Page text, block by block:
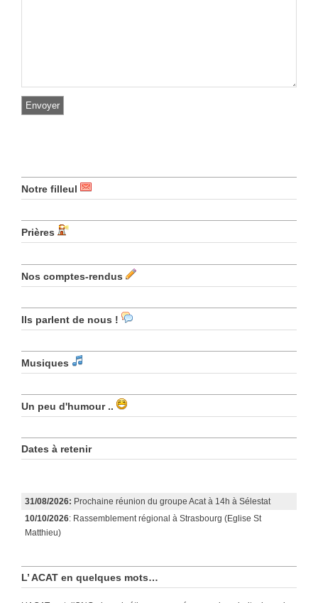
Notre filleul
Prières
Nos comptes-rendus
Ils parlent de nous !
Musiques
Un peu d'humour ..
Dates à retenir
31/08/2026: Prochaine réunion du groupe Acat à 14h à Sélestat
10/10/2026: Rassemblement régional à Strasbourg (Eglise St
Matthieu)
L’ ACAT en quelques mots…